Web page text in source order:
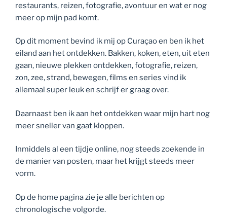
restaurants, reizen, fotografie, avontuur en wat er nog
meer op mijn pad komt.
Op dit moment bevind ik mij op Curaçao en ben ik het
eiland aan het ontdekken. Bakken, koken, eten, uit eten
gaan, nieuwe plekken ontdekken, fotografie, reizen,
zon, zee, strand, bewegen, films en series vind ik
allemaal super leuk en schrijf er graag over.
Daarnaast ben ik aan het ontdekken waar mijn hart nog
meer sneller van gaat kloppen.
Inmiddels al een tijdje online, nog steeds zoekende in
de manier van posten, maar het krijgt steeds meer
vorm.
Op de home pagina zie je alle berichten op
chronologische volgorde.